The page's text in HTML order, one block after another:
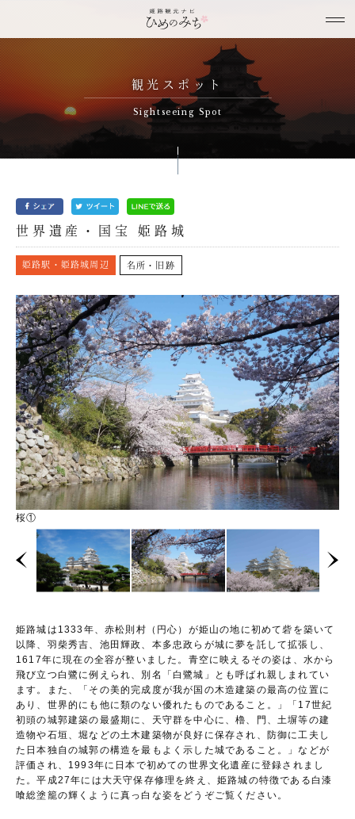
観光スポット
Sightseeing Spot
世界遺産・国宝 姫路城
姫路駅・姫路城周辺 名所・旧跡
西の丸から望む
桜①
桜②
菱の門
姫路城は1333年、赤松則村（円心）が姫山の地に初めて砦を築いて
以降、羽柴秀吉、池田輝政、本多忠政らが城に夢を託して拡張し、
1617年に現在の全容が整いました。青空に映えるその姿は、水から
飛び立つ白鷺に例えられ、別名「白鷺城」とも呼ばれ親しまれてい
ます。また、「その美的完成度が我が国の木造建築の最高の位置に
あり、世界的にも他に類のない優れたものであること。」「17世紀
初頭の城郭建築の最盛期に、天守群を中心に、櫓、門、土塀等の建
造物や石垣、堀などの土木建築物が良好に保存され、防御に工夫し
た日本独自の城郭の構造を最もよく示した城であること。」などが
評価され、1993年に日本で初めての世界文化遺産に登録されまし
た。平成27年には大天守保存修理を終え、姫路城の特徴である白漆
喰総塗籠の輝くように真っ白な姿をどうぞご覧ください。